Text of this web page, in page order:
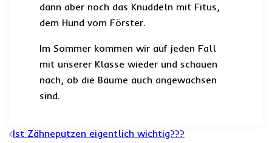
dann aber noch das Knuddeln mit Fitus,
dem Hund vom Förster.
Im Sommer kommen wir auf jeden Fall
mit unserer Klasse wieder und schauen
nach, ob die Bäume auch angewachsen
sind.
Beitrags-
Ist Zähneputzen eigentlich wichtig???